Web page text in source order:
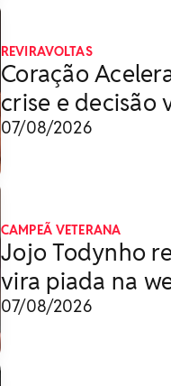
REVIRAVOLTAS
Coração
crise e decisão
07/08/2026
CAMPEÃ VETERANA
Jojo Todynho
vira piada na
07/08/2026